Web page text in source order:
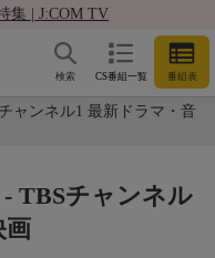
集 | J:COM TV
CS番組一覧 番組表
検索
ャンネル1 最新ドラマ・音
TBSチャンネル
画